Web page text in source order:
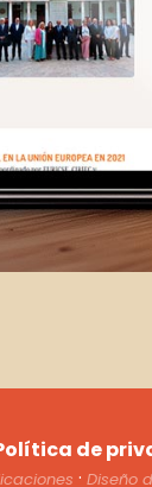
de
· Diseño